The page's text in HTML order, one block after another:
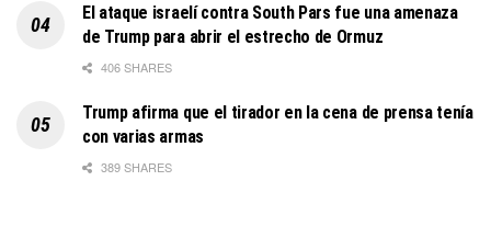
El ataque israelí contra South Pars fue una amenaza
de Trump para abrir el estrecho de Ormuz
406 SHARES
Trump afirma que el tirador en la cena de prensa tenía
con varias armas
389 SHARES